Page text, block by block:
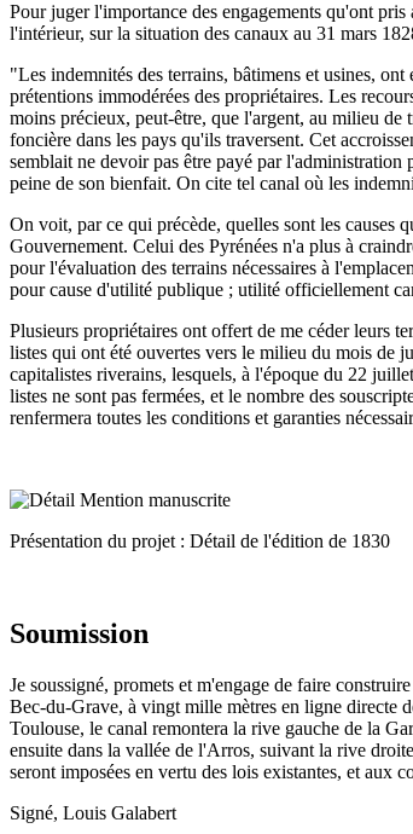
Pour juger l'importance des engagements qu'ont
l'intérieur, sur la situation des canaux au 31 mars
"Les indemnités des terrains, bâtimens et usines,
prétentions immodérées des propriétaires. Les
moins précieux, peut-être, que l'argent, au milieu
foncière dans les pays qu'ils traversent. Cet
semblait ne devoir pas être payé par l'administration
peine de son bienfait. On cite tel canal où les
On voit, par ce qui précède, quelles sont les causes
Gouvernement. Celui des Pyrénées n'a plus à
pour l'évaluation des terrains nécessaires à
pour cause d'utilité publique ; utilité officiellement
Plusieurs propriétaires ont offert de me céder leurs
listes qui ont été ouvertes vers le milieu du mois de
capitalistes riverains, lesquels, à l'époque du 22
listes ne sont pas fermées, et le nombre des
renfermera toutes les conditions et garanties
Présentation du projet : Détail de l'édition de 1830
Soumission
Je soussigné, promets et m'engage de faire
Bec-du-Grave, à vingt mille mètres en ligne directe
Toulouse, le canal remontera la rive gauche de la
ensuite dans la vallée de l'Arros, suivant la rive
seront imposées en vertu des lois existantes, et aux
Signé, Louis Galabert